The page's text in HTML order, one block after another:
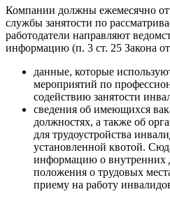
Компании должны ежемесячно
службы занятости по
работодатели направляют
информацию (п. 3 ст. 25 Закона
данные, которые
мероприятий по
содействию занятости
сведения об имеющихся
должностях, а также об
для трудоустройства
установленной квотой.
информацию о внутренних
положения о трудовых
приему на работу